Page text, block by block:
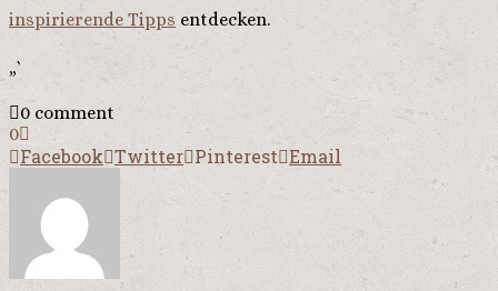
inspirierende Tipps entdecken.
„`
0 comment
0
Facebook Twitter Pinterest Email